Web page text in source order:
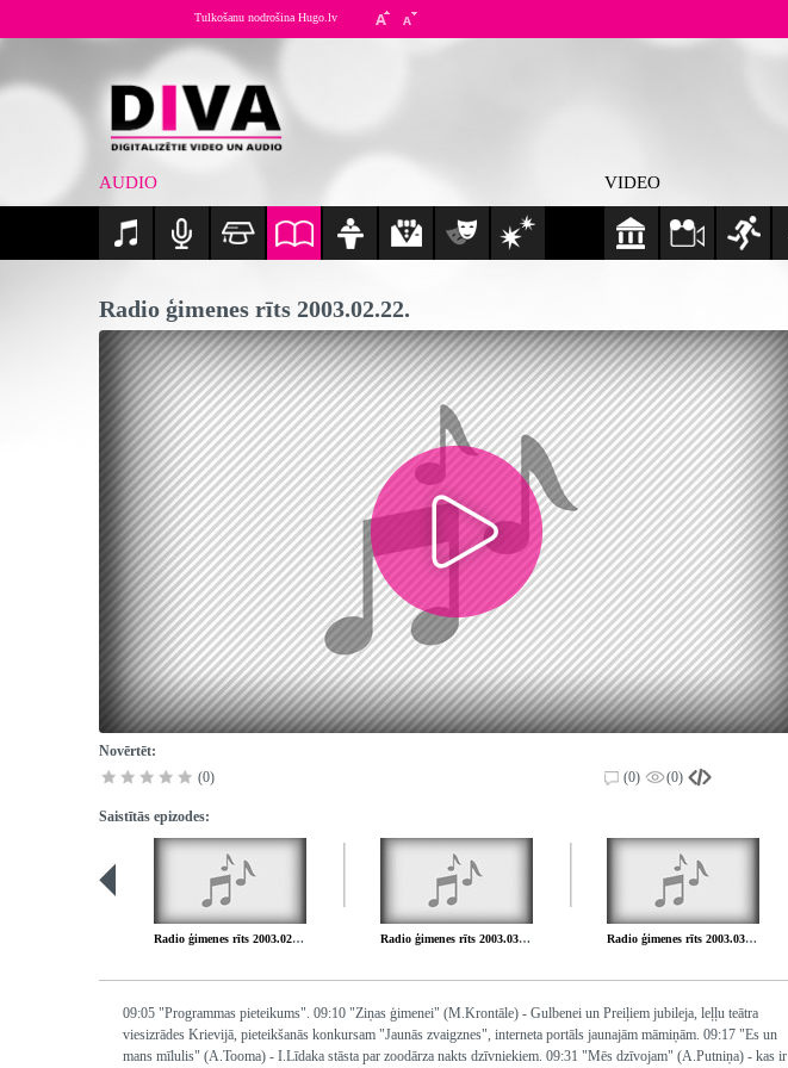
Tulkošanu nodrošina Hugo.lv
AUDIO VIDEO
Radio ģimenes rīts 2003.02.22.
Novērtēt:
(0)
(0) (0)
Saistītās epizodes:
Radio ģimenes rīts 2003.02.15. Radio ģimenes rīts 2003.03.01. Radio ģimenes rīts 2003.03.08.
09:05 "Programmas pieteikums". 09:10 "Ziņas ģimenei" (M.Krontāle) - Gulbenei un Preiļiem jubileja, leļļu teātra
viesizrādes Krievijā, pieteikšanās konkursam "Jaunās zvaigznes", interneta portāls jaunajām māmiņām. 09:17 "Es un
mans mīlulis" (A.Tooma) - I.Līdaka stāsta par zoodārza nakts dzīvniekiem. 09:31 "Mēs dzīvojam" (A.Putniņa) - kas ir